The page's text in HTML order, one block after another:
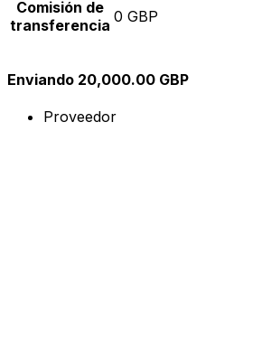
Comisión de
transferencia 0 GBP
Enviando 20,000.00 GBP
Proveedor